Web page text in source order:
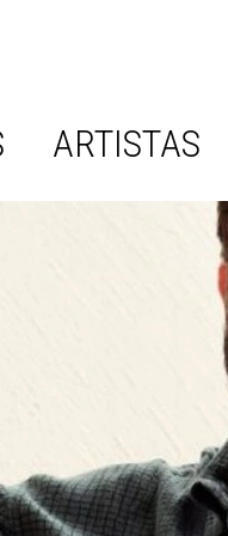
ARTISTAS